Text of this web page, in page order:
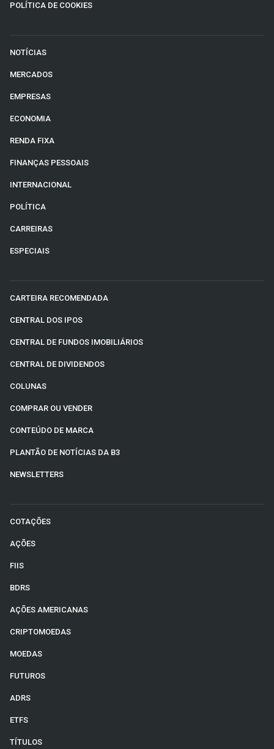
POLÍTICA DE COOKIES
NOTÍCIAS
MERCADOS
EMPRESAS
ECONOMIA
RENDA FIXA
FINANÇAS PESSOAIS
INTERNACIONAL
POLÍTICA
CARREIRAS
ESPECIAIS
CARTEIRA RECOMENDADA
CENTRAL DOS IPOS
CENTRAL DE FUNDOS IMOBILIÁRIOS
CENTRAL DE DIVIDENDOS
COLUNAS
COMPRAR OU VENDER
CONTEÚDO DE MARCA
PLANTÃO DE NOTÍCIAS DA B3
NEWSLETTERS
COTAÇÕES
AÇÕES
FIIS
BDRS
AÇÕES AMERICANAS
CRIPTOMOEDAS
MOEDAS
FUTUROS
ADRS
ETFS
TÍTULOS